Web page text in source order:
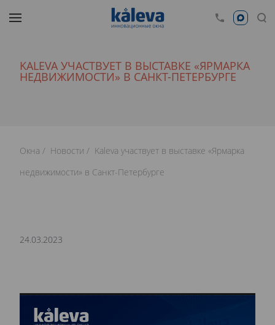
KALEVA УЧАСТВУЕТ В ВЫСТАВКЕ «ЯРМАРКА
НЕДВИЖИМОСТИ» В САНКТ-ПЕТЕРБУРГЕ
Окна Новости
Kaleva участвует в выставке «Ярмарка
недвижимости» в Санкт-Петербурге
24.03.2023